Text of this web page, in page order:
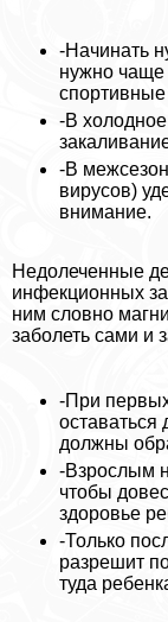
-Начинать
нужно чаще
-В
-В
вирусов)
внимание.
Недолеченные
инфекционных
ним словно
заболеть сами и
-При
оставаться
должны
-Взрослым
чтобы
здоровье
-Только
разрешит
туда